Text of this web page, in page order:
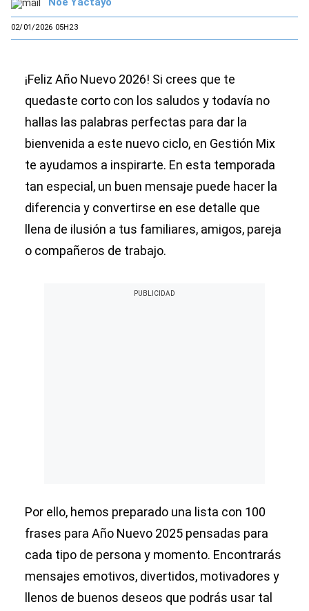
02/01/2026 05H23
¡Feliz Año Nuevo 2026! Si crees que te
quedaste corto con los saludos y todavía no
hallas las palabras perfectas para dar la
bienvenida a este nuevo ciclo, en Gestión Mix
te ayudamos a inspirarte. En esta temporada
tan especial, un buen mensaje puede hacer la
diferencia y convertirse en ese detalle que
llena de ilusión a tus familiares, amigos, pareja
o compañeros de trabajo.
Por ello, hemos preparado una lista con 100
frases para Año Nuevo 2025 pensadas para
cada tipo de persona y momento. Encontrarás
mensajes emotivos, divertidos, motivadores y
llenos de buenos deseos que podrás usar tal